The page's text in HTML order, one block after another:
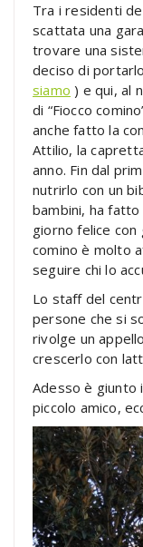
Tra i residenti
scattata una
trovare una
deciso di
siamo ) e qui, al
di “Fiocco
anche fatto la
Attilio, la
anno. Fin dal
nutrirlo con un
bambini, ha
giorno felice con
comino è molto
seguire chi lo
Lo staff del
persone che si
rivolge un
crescerlo con
Adesso è giunto
piccolo amico,